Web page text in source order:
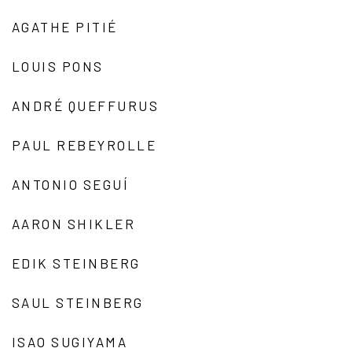
AGATHE PITIÉ
LOUIS PONS
ANDRÉ QUEFFURUS
PAUL REBEYROLLE
ANTONIO SEGUÍ
AARON SHIKLER
EDIK STEINBERG
SAUL STEINBERG
ISAO SUGIYAMA